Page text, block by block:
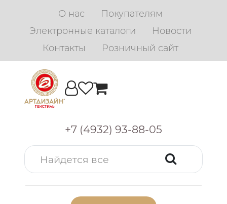
О нас
Покупателям
Электронные каталоги
Новости
Контакты
Розничный сайт
+7 (4932) 93-88-05